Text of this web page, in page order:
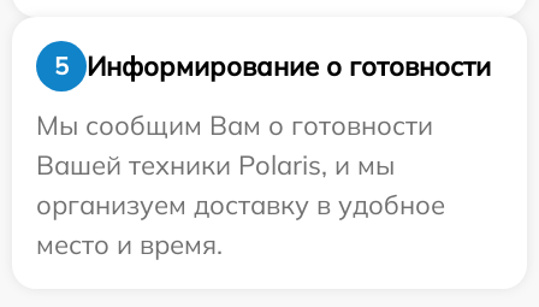
5
Информирование о готовности
Мы сообщим Вам о готовности
Вашей техники Polaris, и мы
организуем доставку в удобное
место и время.